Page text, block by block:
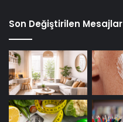
Son Değiştirilen Mesajlar